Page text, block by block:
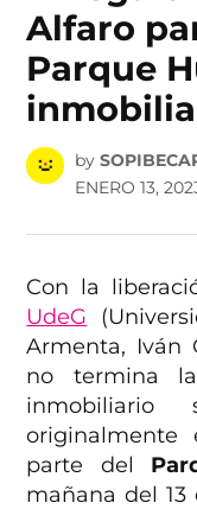
Alfaro
Parque
by
ENERO 13,
Con la
UdeG
Armenta, Iván
no termina
originalmente
parte del
mañana del 13